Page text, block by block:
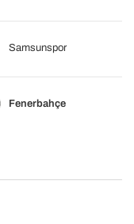
Samsunspor
Fenerbahçe